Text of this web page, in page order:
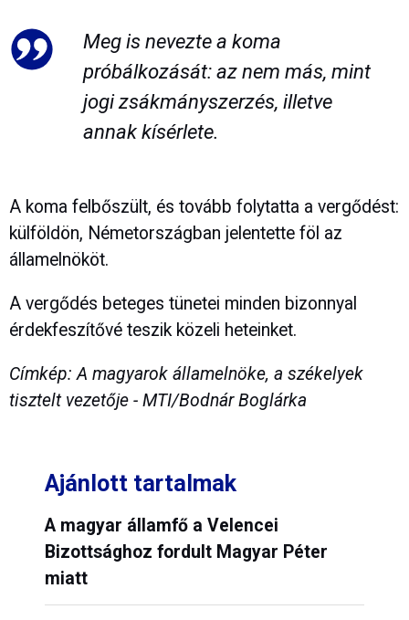
Meg is nevezte a koma
próbálkozását: az nem más, mint
jogi zsákmányszerzés, illetve
annak kísérlete.
A koma felbőszült, és tovább folytatta a vergődést:
külföldön, Németországban jelentette föl az
államelnököt.
A vergődés beteges tünetei minden bizonnyal
érdekfeszítővé teszik közeli heteinket.
Címkép: A magyarok államelnöke, a székelyek
tisztelt vezetője - MTI/Bodnár Boglárka
Ajánlott tartalmak
A magyar államfő a Velencei
Bizottsághoz fordult Magyar Péter
miatt